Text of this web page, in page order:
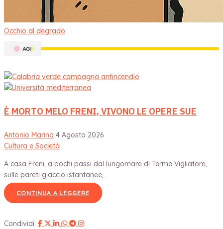
Occhio al degrado
È MORTO MELO FRENI, VIVONO LE OPERE SUE
Antonio Marino 4 Agosto 2026
Cultura e Società
A casa Freni, a pochi passi dal lungomare di Terme Vigliatore,
sulle pareti giaccio istantanee,...
CONTINUA A LEGGERE
Condividi: